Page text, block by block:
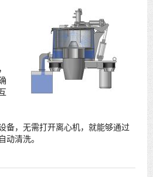
备，无需打开离心机，就能够通过
动清洗。